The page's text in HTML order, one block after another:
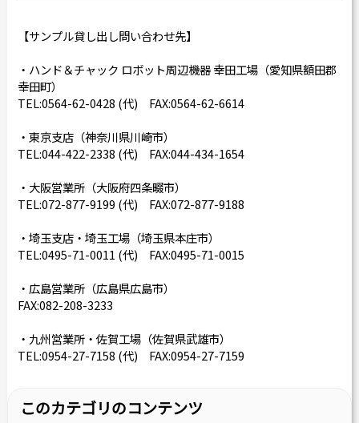
【サンプル貸し出し問い合わせ先】
・ハンド＆チャック ロボット周辺機器 幸田工場（愛知県額田郡
幸田町）
TEL:0564-62-0428 (代) FAX:0564-62-6614
・東京支店（神奈川県川崎市）
TEL:044-422-2338 (代) FAX:044-434-1654
・大阪営業所（大阪府四条畷市）
TEL:072-877-9199 (代) FAX:072-877-9188
・埼玉支店・埼玉工場（埼玉県本庄市）
TEL:0495-71-0011 (代) FAX:0495-71-0015
・広島営業所（広島県広島市）
FAX:082-208-3233
・九州営業所・佐賀工場（佐賀県武雄市）
TEL:0954-27-7158 (代) FAX:0954-27-7159
このカテゴリのコンテンツ